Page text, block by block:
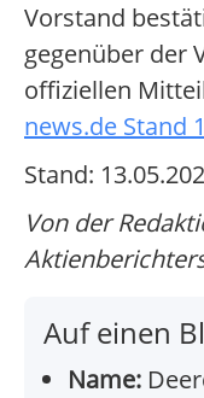
Vorstand
gegenüber der
offiziellen
news.de Stand
Stand:
Von der
Auf einen
Name: